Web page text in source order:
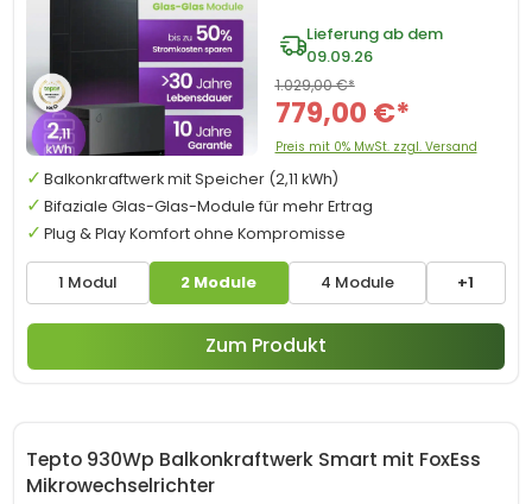
1 Modul 2 Module 4 Module +1
Lieferung ab dem
09.09.26
779,00 €*
1.029,00 €*
Preis mit 0% MwSt. zzgl. Versand
Balkonkraftwerk mit Speicher (2,11 kWh)
Bifaziale Glas-Glas-Module für mehr Ertrag
Plug & Play Komfort ohne Kompromisse
Zum Produkt
Tepto 930Wp Balkonkraftwerk Smart mit FoxEss
Mikrowechselrichter